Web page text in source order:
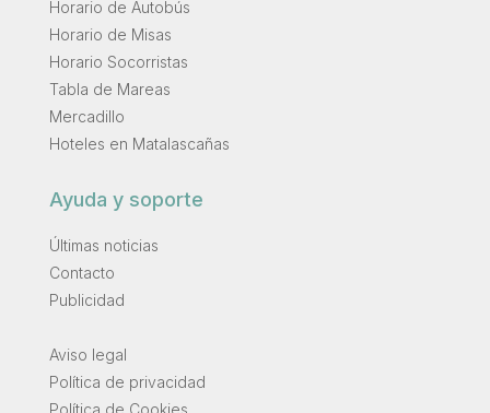
Horario de Autobús
Horario de Misas
Horario Socorristas
Tabla de Mareas
Mercadillo
Hoteles en Matalascañas
Ayuda y soporte
Últimas noticias
Contacto
Publicidad
Aviso legal
Política de privacidad
Política de Cookies